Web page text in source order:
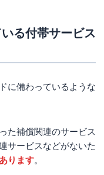
る付帯サービス
に備わっているような
た補償関連のサービス
サービスなどがないた
ります。